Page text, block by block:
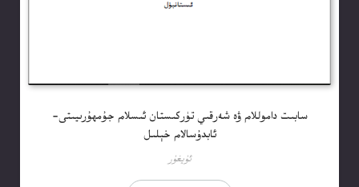
سابىت داموللام ۋە شەرقىي تۈركىستان ئىسلام جۇمھۇرىيىتى-
ئابدۇسالام خېلىل
ئۇيغۇر